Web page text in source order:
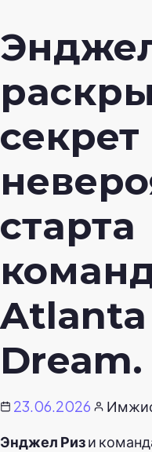
секрет
старта
Atlanta
Dream.
23.06.2026
Энджел Ризи